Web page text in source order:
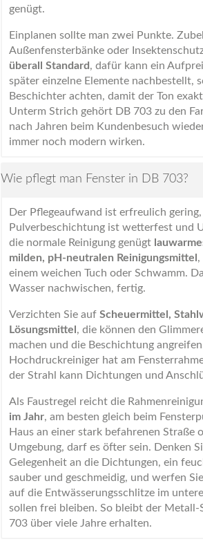
genügt.
Einplanen sollte man zwei Punkte.
Außenfensterbänke oder
überall Standard , dafür kann ein
später einzelne Elemente nachbestellt,
Beschichter achten, damit der Ton
Unterm Strich gehört DB 703 zu den
nach Jahren beim Kundenbesuch
immer noch modern wirken.
Wie pflegt man Fenster in DB 703?
Der Pflegeaufwand ist erfreulich
Pulverbeschichtung ist wetterfest und
die normale Reinigung genügt
milden, pH-neutralen Reinigungsmittel ,
einem weichen Tuch oder Schwamm.
Wasser nachwischen, fertig.
Verzichten Sie auf Scheuermittel,
Lösungsmittel , die können den
machen und die Beschichtung
Hochdruckreiniger hat am
der Strahl kann Dichtungen und
Als Faustregel reicht die
im Jahr, am besten gleich beim
Haus an einer stark befahrenen Straße
Umgebung, darf es öfter sein. Denken
Gelegenheit an die Dichtungen, ein
sauber und geschmeidig, und werfen
auf die Entwässerungsschlitze im
sollen frei bleiben. So bleibt der Metall-
703 über viele Jahre erhalten.